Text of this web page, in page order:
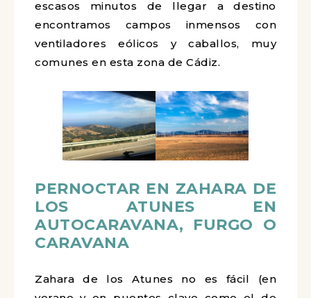
escasos minutos de llegar a destino
encontramos campos inmensos con
ventiladores eólicos y caballos, muy
comunes en esta zona de Cádiz.
PERNOCTAR EN ZAHARA DE
LOS ATUNES EN
AUTOCARAVANA, FURGO O
CARAVANA
Zahara de los Atunes no es fácil (en